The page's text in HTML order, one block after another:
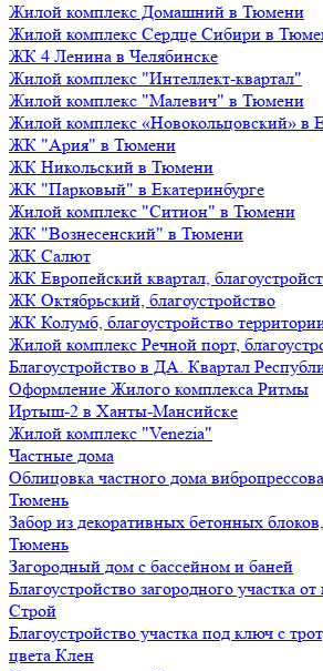
Жилой комплекс Домашний в Тюмени
Жилой комплекс Сердце Сибири в
ЖК 4 Ленина в Челябинске
Жилой комплекс "Интеллект-квартал"
Жилой комплекс "Малевич" в Тюмени
Жилой комплекс «Новокольцовский» в
ЖК "Ария" в Тюмени
ЖК Никольский в Тюмени
ЖК "Парковый" в Екатеринбурге
Жилой комплекс "Ситион" в Тюмени
ЖК "Вознесенский" в Тюмени
ЖК Салют
ЖК Европейский квартал,
ЖК Октябрьский, благоустройство
ЖК Колумб, благоустройство
Жилой комплекс Речной порт,
Благоустройство в ДА. Квартал
Оформление Жилого комплекса Ритмы
Иртыш-2 в Ханты-Мансийске
Жилой комплекс "Venezia"
Частные дома
Облицовка частного дома
Тюмень
Забор из декоративных бетонных
Тюмень
Загородный дом с бассейном и баней
Благоустройство загородного участка
Строй
Благоустройство участка под ключ с
цвета Клен